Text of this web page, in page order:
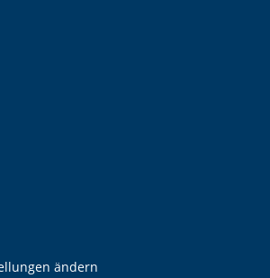
ändern